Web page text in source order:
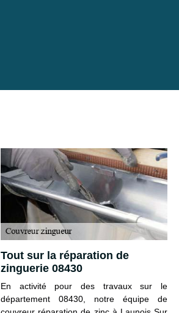
Tout sur la réparation de
zinguerie 08430
En activité pour des travaux sur le
département 08430, notre équipe de